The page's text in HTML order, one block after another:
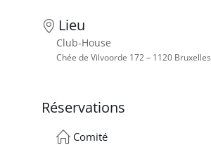
Lieu
Club-House
Chée de Vilvoorde 172 – 1120 Bruxelles
Réservations
Comité